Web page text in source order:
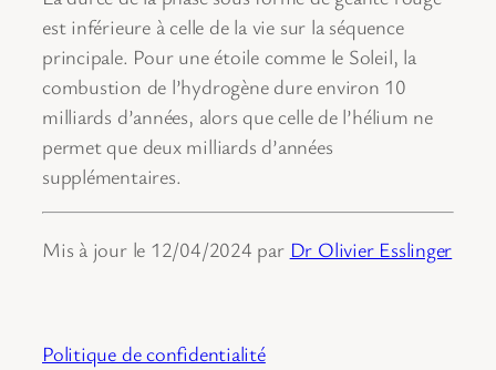
est inférieure à celle de la vie sur la séquence
principale. Pour une étoile comme le Soleil, la
combustion de l’hydrogène dure environ 10
milliards d’années, alors que celle de l’hélium ne
permet que deux milliards d’années
supplémentaires.
Mis à jour le 12/04/2024 par Dr Olivier Esslinger
Politique de confidentialité